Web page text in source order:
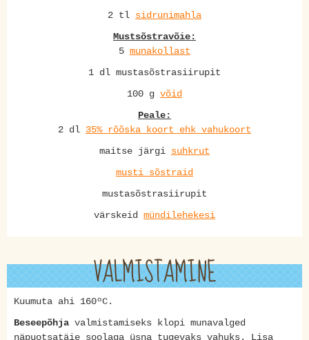
2 tl sidrunimahla
Mustsõstravõie:
5 munakollast
1 dl mustasõstrasiirupit
100 g võid
Peale:
2 dl 35% rõõska koort ehk vahukoort
maitse järgi suhkrut
musti sõstraid
mustasõstrasiirupit
värskeid mündilehekesi
VALMISTAMINE
Kuumuta ahi 160ºC.
Beseepõhja valmistamiseks klopi munavalged
näpuotsatäie soolaga üsna tugevaks vahuks. Lisa